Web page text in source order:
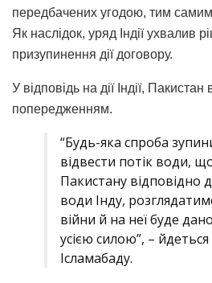
передбачених угодою, тим
Як наслідок, уряд Індії ухвалив
призупинення дії договору.
У відповідь на дії Індії,
попередженням.
“Будь-яка спроба
відвести потік води,
Пакистану відповідно
води Інду,
війни й на неї буде
усією силою”, – йдеться
Ісламабаду.